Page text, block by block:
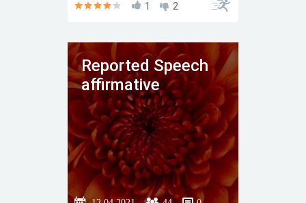
1 2
Reported Speech
affirmative